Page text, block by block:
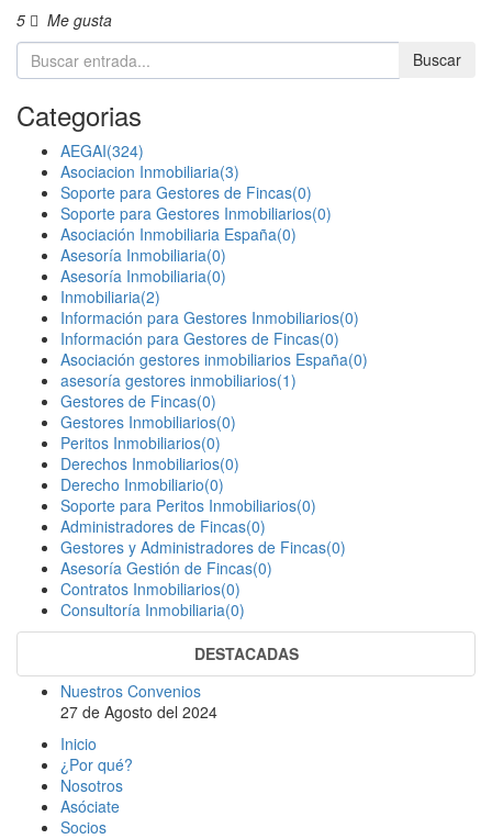
5
Me gusta
Buscar
Categorias
AEGAI(324)
Asociacion Inmobiliaria(3)
Soporte para Gestores de Fincas(0)
Soporte para Gestores Inmobiliarios(0)
Asociación Inmobiliaria España(0)
Asesoría Inmobiliaria(0)
Asesoría Inmobiliaria(0)
Inmobiliaria(2)
Información para Gestores Inmobiliarios(0)
Información para Gestores de Fincas(0)
Asociación gestores inmobiliarios España(0)
asesoría gestores inmobiliarios(1)
Gestores de Fincas(0)
Gestores Inmobiliarios(0)
Peritos Inmobiliarios(0)
Derechos Inmobiliarios(0)
Derecho Inmobiliario(0)
Soporte para Peritos Inmobiliarios(0)
Administradores de Fincas(0)
Gestores y Administradores de Fincas(0)
Asesoría Gestión de Fincas(0)
Contratos Inmobiliarios(0)
Consultoría Inmobiliaria(0)
DESTACADAS
Nuestros Convenios
27 de Agosto del 2024
Inicio
¿Por qué?
Nosotros
Asóciate
Socios